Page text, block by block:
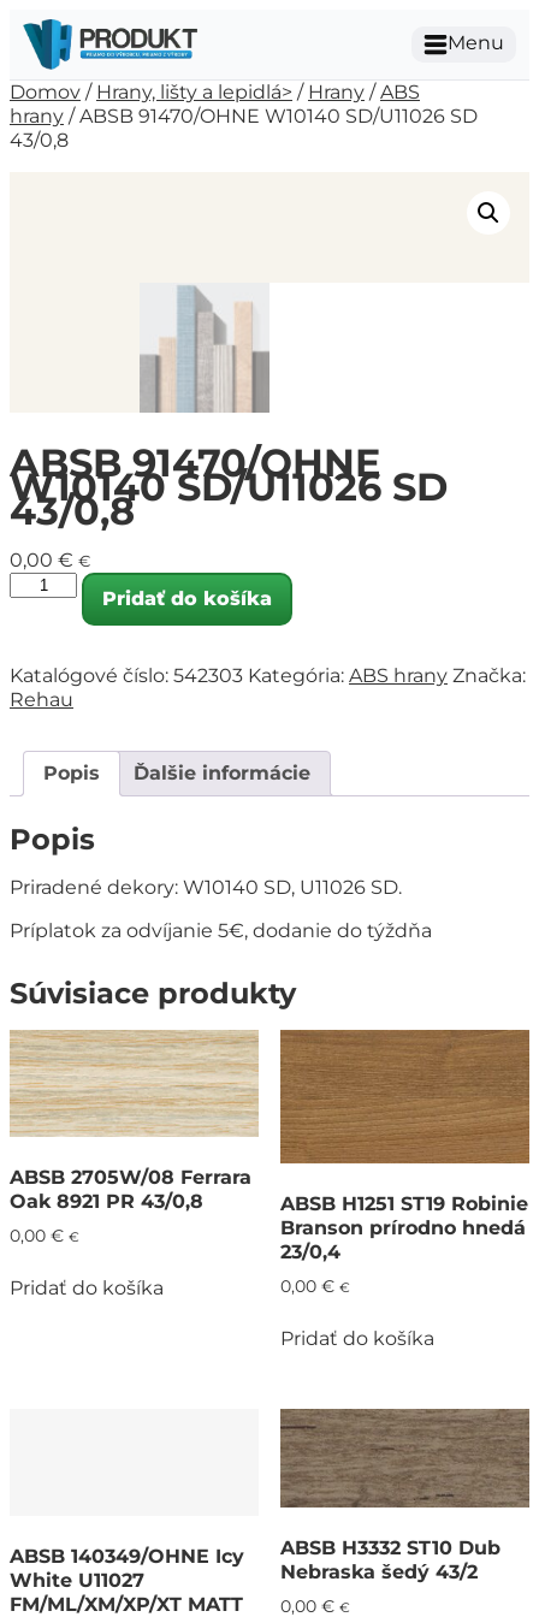
Menu
Domov / Hrany, lišty a lepidlá> / Hrany /ABS
hrany / ABSB 91470/OHNE W10140 SD/U11026 SD
43/0,8
ABSB 91470/OHNE
W10140 SD/U11026 SD
43/0,8
0,00 € €
Pridať do košíka
Katalógové číslo: 542303 Kategória: ABS hrany Značka:
Rehau
Popis Ďalšie informácie
Popis
Priradené dekory: W10140 SD, U11026 SD.
Príplatok za odvíjanie 5€, dodanie do týždňa
Súvisiace produkty
ABSB 2705W/08 Ferrara
Oak 8921 PR 43/0,8
0,00 € €
Pridať do košíka
ABSB H1251 ST19 Robinie
Branson prírodno hnedá
23/0,4
0,00 € €
Pridať do košíka
ABSB 140349/OHNE Icy
White U11027
FM/ML/XM/XP/XT MATT
ABSB H3332 ST10 Dub
Nebraska šedý 43/2
0,00 € €